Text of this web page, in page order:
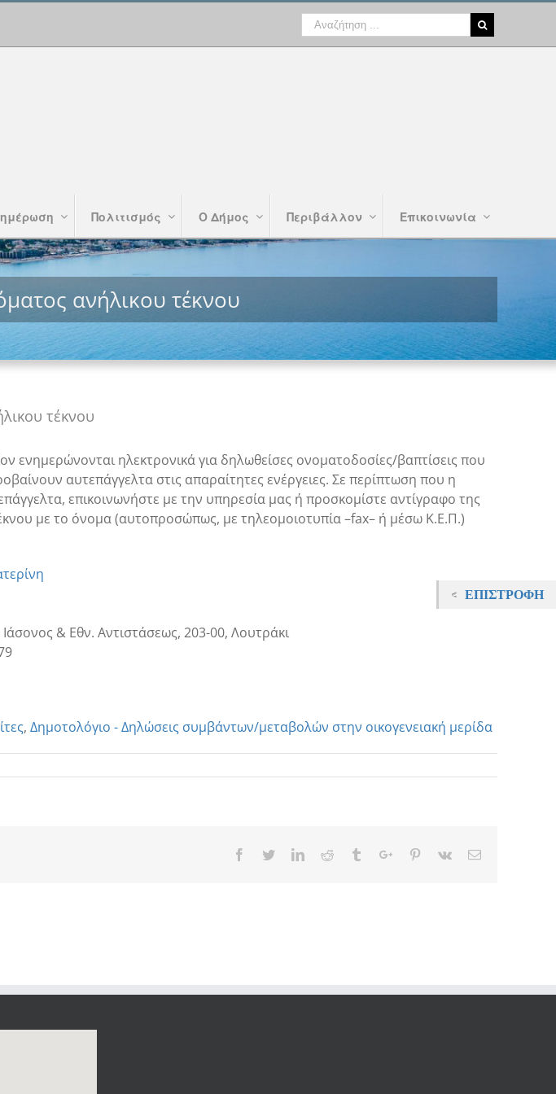
Πολιτισμός Ο Δήμος Περιβάλλον Επικοινωνία
ανήλικου τέκνου
τέκνου
ενημερώνονται ηλεκτρονικά για δηλωθείσες ονοματοδοσίες/βαπτίσεις που
αυτεπάγγελτα στις απαραίτητες ενέργειες. Σε περίπτωση που η
επικοινωνήστε με την υπηρεσία μας ή προσκομίστε αντίγραφο της
με το όνομα (αυτοπροσώπως, με τηλεομοιοτυπία –fax– ή μέσω Κ.Ε.Π.)
& Εθν. Αντιστάσεως, 203-00, Λουτράκι
, Δημοτολόγιο - Δηλώσεις συμβάντων/μεταβολών στην οικογενειακή μερίδα
Facebook
TwitterLinkedinReddit TumblrGoogle+Pinterest
Vk Email
ΕΠΙΣΤΡΟΦΉ